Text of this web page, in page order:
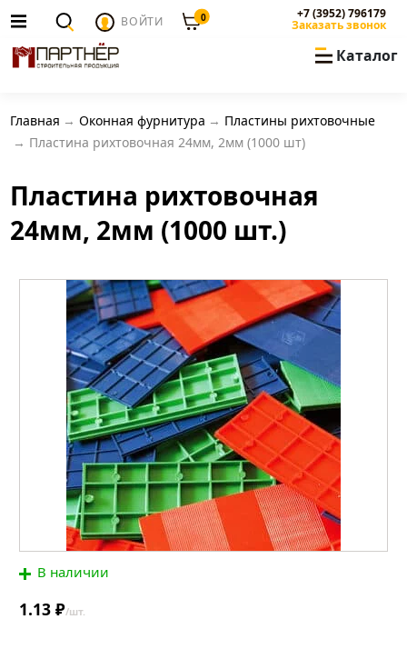
ВОЙТИ 0 +7 (3952) 796179
Заказать звонок
Каталог
Главная Оконная фурнитура
Пластины рихтовочные
Пластина рихтовочная 24мм, 2мм (1000 шт)
Пластина рихтовочная
24мм, 2мм (1000 шт.)
В наличии
1.13 ₽/шт.